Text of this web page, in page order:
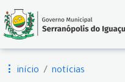
início notícias